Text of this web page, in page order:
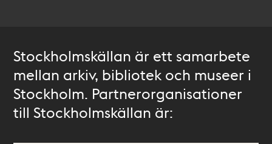
Stockholmskällan är ett samarbete
mellan arkiv, bibliotek och museer i
Stockholm. Partnerorganisationer
till Stockholmskällan är: